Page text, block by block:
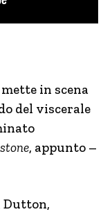
in scena
del viscerale
, appunto –
Dutton,